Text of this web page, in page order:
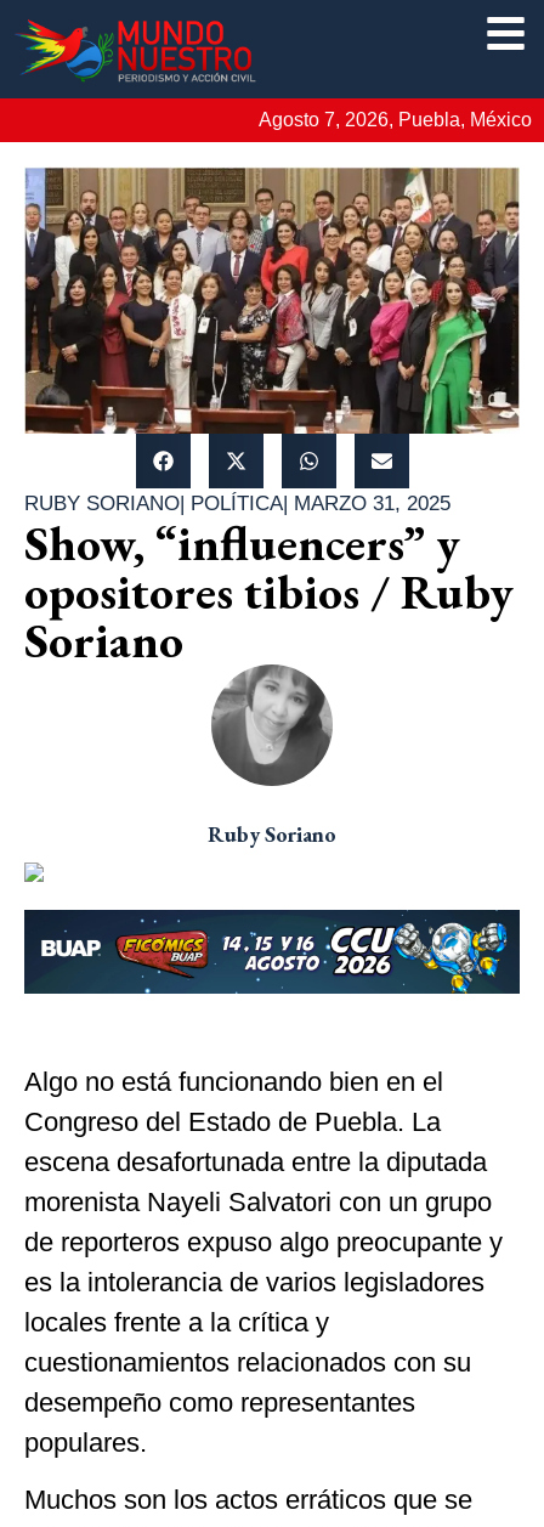
Agosto 7, 2026, Puebla, México
RUBY SORIANO| POLÍTICA| MARZO 31, 2025
Show, “influencers” y
opositores tibios / Ruby
Soriano
Ruby Soriano
Algo no está funcionando bien en el
Congreso del Estado de Puebla. La
escena desafortunada entre la diputada
morenista Nayeli Salvatori con un grupo
de reporteros expuso algo preocupante y
es la intolerancia de varios legisladores
locales frente a la crítica y
cuestionamientos relacionados con su
desempeño como representantes
populares.
Muchos son los actos erráticos que se